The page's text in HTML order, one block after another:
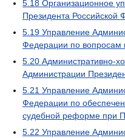
5.18 Организационное
Президента Российской
5.19 Управление
Федерации по вопросам
5.20 Административно-
Администрации
5.21 Управление
Федерации по
судебной реформе при
5.22 Управление